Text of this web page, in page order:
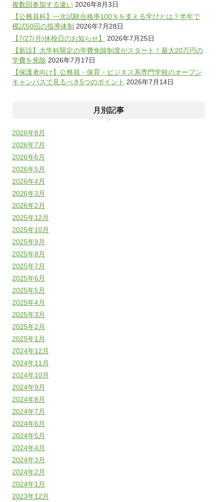
複数回参加する違い 2026年8月3日
【公務員科】一次試験合格率100％を支える学びとは？半年で
模試50回の指導体制 2026年7月28日
【7/27(月)休校日のお知らせ】
2026年7月25日
【新設】大学科限定の学費免除制度がスタート！最大20万円の
学費を免除 2026年7月17日
【保護者向け】公務員・保育・ビジネス系専門学校のオープン
キャンパスで見るべき5つのポイント 2026年7月14日
月別記事
2026年8月
2026年7月
2026年6月
2026年5月
2026年4月
2026年3月
2026年2月
2025年12月
2025年10月
2025年9月
2025年8月
2025年7月
2025年6月
2025年5月
2025年4月
2025年3月
2025年2月
2025年1月
2024年12月
2024年11月
2024年10月
2024年9月
2024年8月
2024年7月
2024年6月
2024年5月
2024年4月
2024年3月
2024年2月
2024年1月
2023年12月